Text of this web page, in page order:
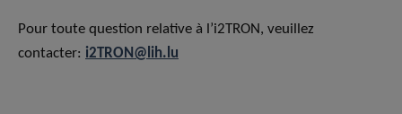
Pour toute question relative à l’i2TRON, veuillez
contacter: i2TRON@lih.lu